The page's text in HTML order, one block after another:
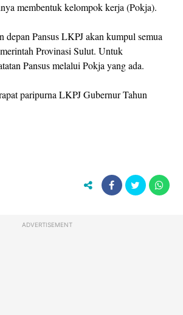
membentuk kelompok kerja (Pokja).
depan Pansus LKPJ akan kumpul semua
Provinasi Sulut. Untuk
Pansus melalui Pokja yang ada.
paripurna LKPJ Gubernur Tahun
ADVERTISEMENT